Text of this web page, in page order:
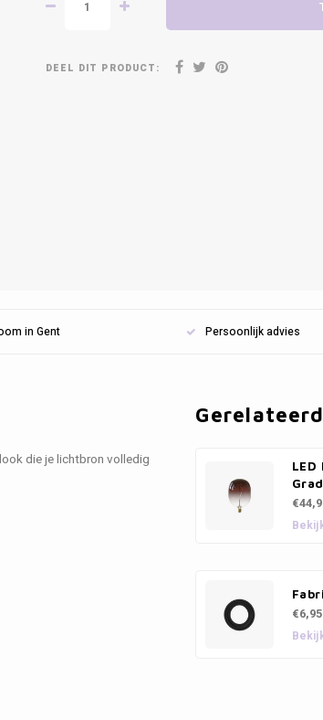
DEEL DIT PRODUCT:
in Gent Persoonlijk advies
die je lichtbron volledig
LED
€6,95